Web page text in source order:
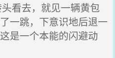
看去，就见一辆黄包
一跳，下意识地后退一
是一个本能的闪避动